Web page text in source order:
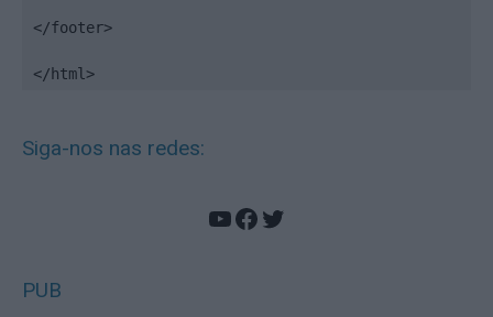
</footer>
</html>
Siga-nos nas redes:
YouTube
Facebook
Twitter
PUB